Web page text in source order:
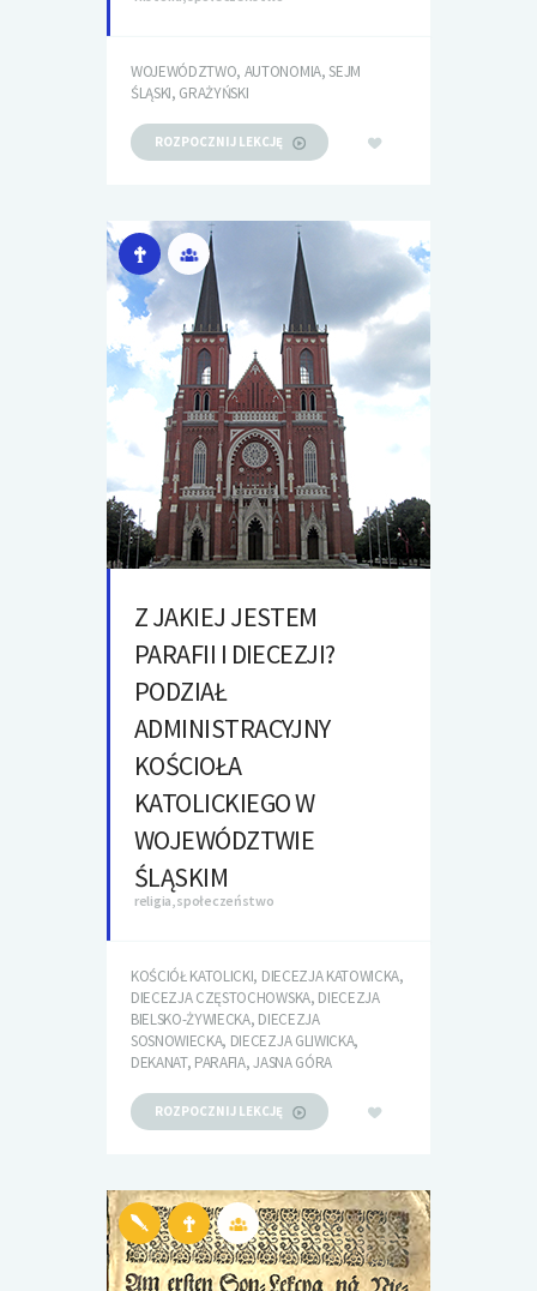
WOJEWÓDZTWO, AUTONOMIA, SEJM
ŚLĄSKI, GRAŻYŃSKI
ROZPOCZNIJ LEKCJĘ
Z JAKIEJ JESTEM
PARAFII I DIECEZJI?
PODZIAŁ
ADMINISTRACYJNY
KOŚCIOŁA
KATOLICKIEGO W
WOJEWÓDZTWIE
ŚLĄSKIM
religia, społeczeństwo
KOŚCIÓŁ KATOLICKI, DIECEZJA KATOWICKA,
DIECEZJA CZĘSTOCHOWSKA, DIECEZJA
BIELSKO-ŻYWIECKA, DIECEZJA
SOSNOWIECKA, DIECEZJA GLIWICKA,
DEKANAT, PARAFIA, JASNA GÓRA
ROZPOCZNIJ LEKCJĘ